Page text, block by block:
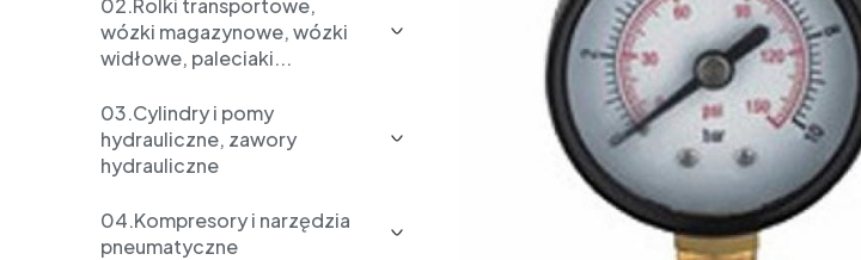
02.Rolki transportowe,
wózki magazynowe, wózki
widłowe, paleciaki...
03.Cylindry i pomy
hydrauliczne, zawory
hydrauliczne
04.Kompresory i narzędzia
pneumatyczne